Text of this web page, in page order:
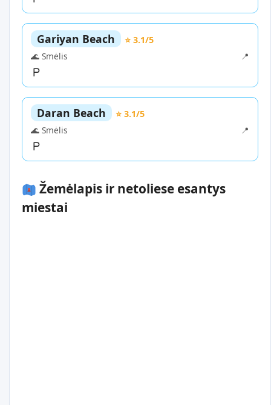
Gariyan Beach
⭐ 3.1/5
🌊 Smėlis
📍
Daran Beach
⭐ 3.1/5
🌊 Smėlis
📍
Žemėlapis ir netoliese esantys
miestai